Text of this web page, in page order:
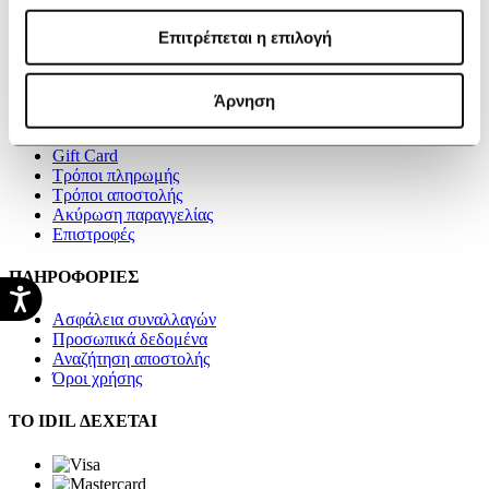
Επιτρέπεται η επιλογή
Άρνηση
Καταστήματα
Επικοινωνία
Gift Card
Τρόποι πληρωμής
Τρόποι αποστολής
Ακύρωση παραγγελίας
Επιστροφές
ΠΛΗΡΟΦΟΡΙΕΣ
Ασφάλεια συναλλαγών
Προσωπικά δεδομένα
Αναζήτηση αποστολής
Όροι χρήσης
ΤΟ IDIL ΔΕΧΕΤΑΙ